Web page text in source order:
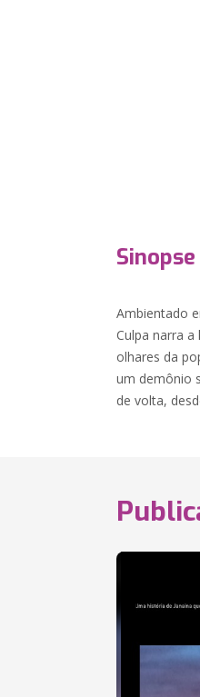
Sinopse
Ambientado
Culpa narra
olhares da
um demônio
de volta,